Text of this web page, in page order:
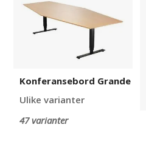
Grande
Konferansebord Grande
Ulike varianter
47 varianter